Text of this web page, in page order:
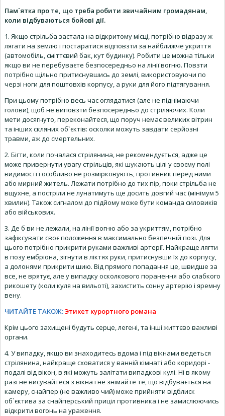
Пам`ятка про те, що треба робити звичайним громадянам,
коли відбуваються бойові дії.
1. Якщо стрільба застала на відкритому місці, потрібно відразу ж
лягати на землю і постаратися відповзти за найближче укриття
(автомобіль, сміттєвий бак, кут будинку). Робити це можна тільки
якщо ви не перебуваєте безпосередньо на лінії вогню. Повзти
потрібно щільно притиснувшись до землі, використовуючи по
черзі ноги для поштовхів корпусу, а руки для його підтягування.
При цьому потрібно весь час оглядатися (але не піднімаючи
голови), щоб не виповзти безпосередньо до стріляючих. Коли
мети досягнуто, переконайтеся, що поруч немає великих вітрин
та інших скляних об`єктів: осколки можуть завдати серйозні
травми, аж до смертельних.
2. Бігти, коли почалася стрілянина, не рекомендується, адже це
може привернути увагу стрільців, які шукають цілі у своєму полі
видимості і особливо не розмірковують, противник перед ними
або мирний житель. Лежати потрібно до тих пір, поки стрільба не
вщухне, а постріли не лунатимуть ще досить довгий час (мінімум 5
хвилин). Також сигналом до підйому може бути команда силовиків
або військових.
3. Де б ви не лежали, на лінії вогню або за укриттям, потрібно
зафіксувати своє положення в максимально безпечній позі. Для
цього потрібно прикрити руками важливі артерії. Найкраще лягти
в позу ембріона, зігнути в ліктях руки, притиснувши їх до корпусу,
а долонями прикрити шию. Від прямого попадання це, швидше за
все, не врятує, але у випадку осколкового поранення або слабкого
рикошету (коли куля на вильоті), захистить сонну артерію і яремну
вену.
ЧИТАЙТЕ ТАКОЖ:Этикет курортного романа
Крім цього захищені будуть серце, легені, та інші життєво важливі
органи.
4. У випадку, якщо ви знаходитесь вдома і під вікнами ведеться
стрілянина, найкраще сховатися у ванній кімнаті або коридорі -
подалі від вікон, в які можуть залітати випадкові кулі. Ні в якому
разі не висувайтеся з вікна і не знімайте те, що відбувається на
камеру, снайпер (не важливо чий) може прийняти відблиск
об`єктива за снайперський приціл противника і не замислюючись
відкрити вогонь на ураження.